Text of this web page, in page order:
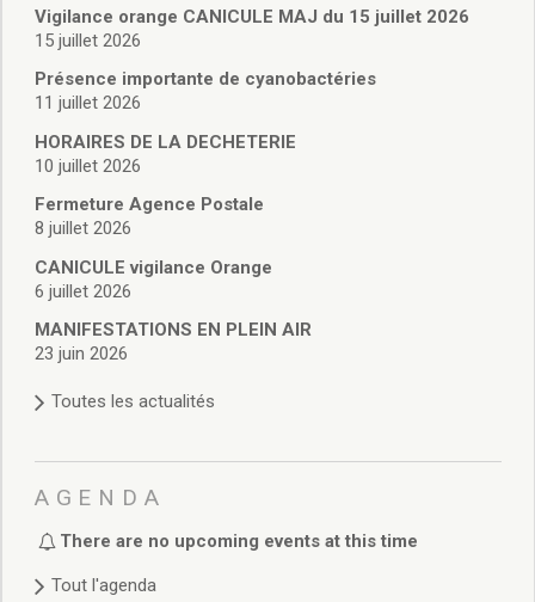
Police Municipale/règlementation
Cimetière/réglementation funéraire
Services en ligne
Licences boissons
Cadastre
Actes d’état civil
Budget de Fonctionnement
Budget d’Investissement
Conseils municipaux
Règlement du conseil municipal
Délibérations 2025
Délibérations 2022
Délibérations 2021
Délibérations 2020
Délibérations 2019
Vigilance orange CANICULE MAJ du 15 juillet 2026
15 juillet 2026
Présence importante de cyanobactéries
11 juillet 2026
HORAIRES DE LA DECHETERIE
10 juillet 2026
Fermeture Agence Postale
8 juillet 2026
CANICULE vigilance Orange
6 juillet 2026
MANIFESTATIONS EN PLEIN AIR
23 juin 2026
Toutes les actualités
AGENDA
There are no upcoming events at this time
Tout l'agenda